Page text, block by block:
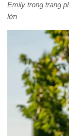
Emily trong trang
lớn